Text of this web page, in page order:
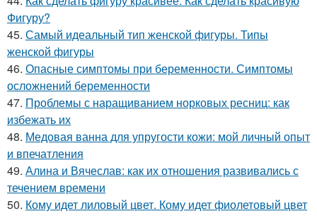
Фигуру?
45. Самый идеальный тип женской фигуры. Типы
женской фигуры
46. Опасные симптомы при беременности. Симптомы
осложнений беременности
47. Проблемы с наращиванием норковых ресниц: как
избежать их
48. Медовая ванна для упругости кожи: мой личный опыт
и впечатления
49. Алина и Вячеслав: как их отношения развивались с
течением времени
50. Кому идет лиловый цвет. Кому идет фиолетовый цвет